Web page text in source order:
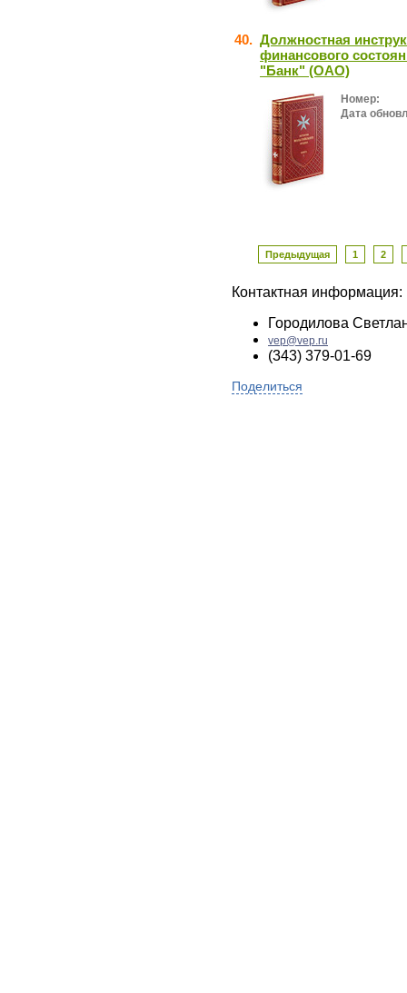
40. Должностная
финансового
"Банк" (ОАО)
Номер:
Дата
Предыдущая 1 2
Контактная информация:
Городилова
vep@vep.ru
(343) 379-01-69
Поделиться